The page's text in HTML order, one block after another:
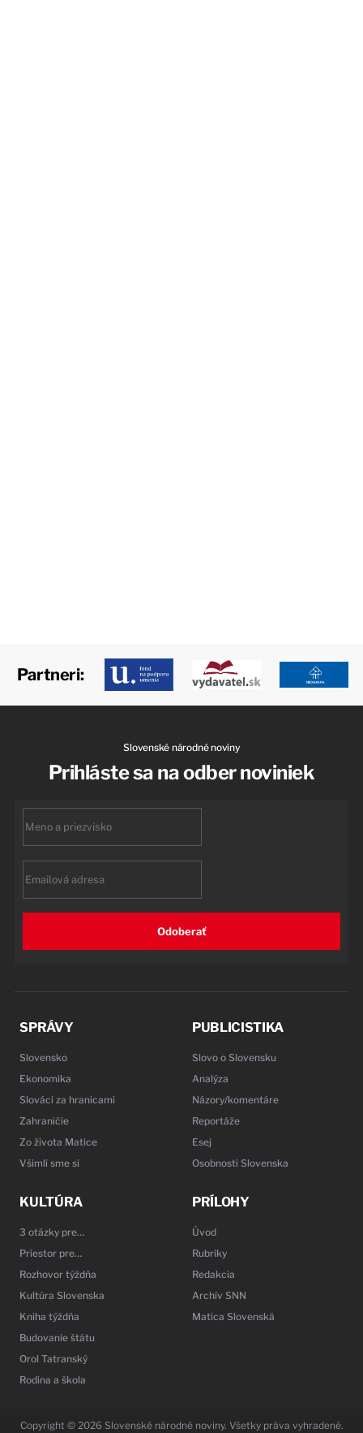
Partneri:
Slovenské národné noviny
Prihláste sa na odber noviniek
Odoberať
SPRÁVY
Slovensko
Ekonomika
Slováci za hranicami
Zahraničie
Zo života Matice
Všimli sme si
PUBLICISTIKA
Slovo o Slovensku
Analýza
Názory/komentáre
Reportáže
Esej
Osobnosti Slovenska
KULTÚRA
3 otázky pre…
Priestor pre…
Rozhovor týždňa
Kultúra Slovenska
Kniha týždňa
Budovanie štátu
Orol Tatranský
Rodina a škola
PRÍLOHY
Úvod
Rubriky
Redakcia
Archív SNN
Matica Slovenská
Copyright © 2026 Slovenské národné noviny. Všetky práva vyhradené.